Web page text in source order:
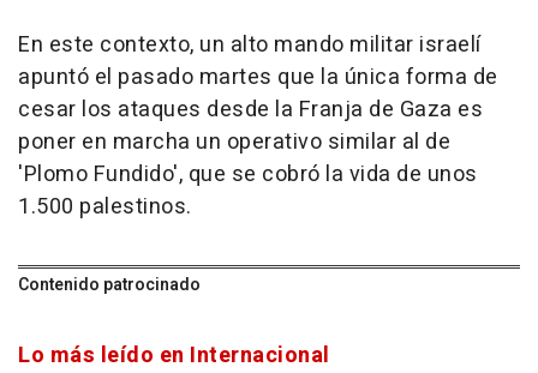
En este contexto, un alto mando militar israelí
apuntó el pasado martes que la única forma de
cesar los ataques desde la Franja de Gaza es
poner en marcha un operativo similar al de
'Plomo Fundido', que se cobró la vida de unos
1.500 palestinos.
Contenido patrocinado
Lo más leído en Internacional